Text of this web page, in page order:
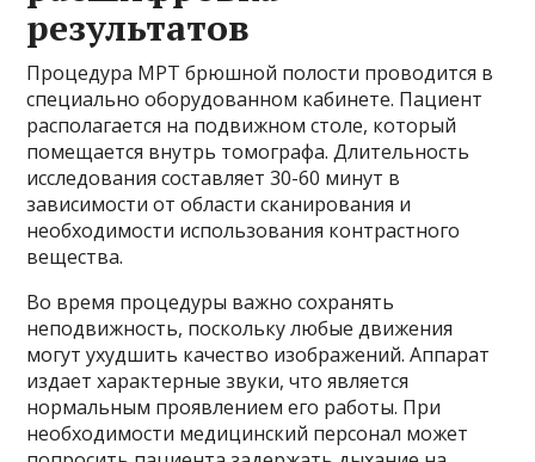
результатов
Процедура МРТ брюшной полости проводится в
специально оборудованном кабинете. Пациент
располагается на подвижном столе, который
помещается внутрь томографа. Длительность
исследования составляет 30-60 минут в
зависимости от области сканирования и
необходимости использования контрастного
вещества.
Во время процедуры важно сохранять
неподвижность, поскольку любые движения
могут ухудшить качество изображений. Аппарат
издает характерные звуки, что является
нормальным проявлением его работы. При
необходимости медицинский персонал может